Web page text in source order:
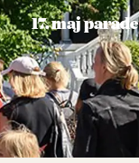
17. maj parade